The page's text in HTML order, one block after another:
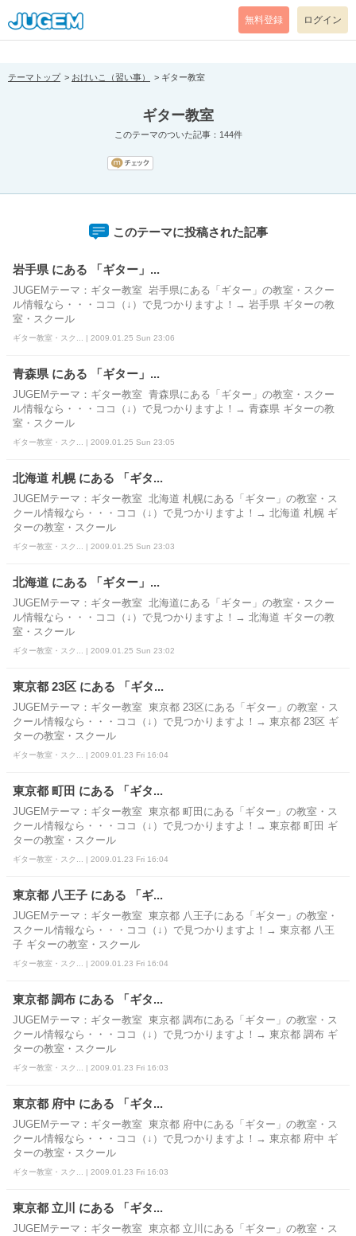
[pear_error: message="Success" code=0 mode=return level=notice
prefix="" info=""]
無料登録 ログイン
テーマトップ おけいこ（習い事） ギター教室
ギター教室
このテーマのついた記事：144件
このテーマに投稿された記事
岩手県 にある 「ギター」...
JUGEMテーマ：ギター教室 岩手県にある「ギター」の教室・スクー
ル情報なら・・・ココ（↓）で見つかりますよ！→ 岩手県 ギターの教
室・スクール
ギター教室・スク... | 2009.01.25 Sun 23:06
青森県 にある 「ギター」...
JUGEMテーマ：ギター教室 青森県にある「ギター」の教室・スクー
ル情報なら・・・ココ（↓）で見つかりますよ！→ 青森県 ギターの教
室・スクール
ギター教室・スク... | 2009.01.25 Sun 23:05
北海道 札幌 にある 「ギタ...
JUGEMテーマ：ギター教室 北海道 札幌にある「ギター」の教室・ス
クール情報なら・・・ココ（↓）で見つかりますよ！→ 北海道 札幌 ギ
ターの教室・スクール
ギター教室・スク... | 2009.01.25 Sun 23:03
北海道 にある 「ギター」...
JUGEMテーマ：ギター教室 北海道にある「ギター」の教室・スクー
ル情報なら・・・ココ（↓）で見つかりますよ！→ 北海道 ギターの教
室・スクール
ギター教室・スク... | 2009.01.25 Sun 23:02
東京都 23区 にある 「ギタ...
JUGEMテーマ：ギター教室 東京都 23区にある「ギター」の教室・ス
クール情報なら・・・ココ（↓）で見つかりますよ！→ 東京都 23区 ギ
ターの教室・スクール
ギター教室・スク... | 2009.01.23 Fri 16:04
東京都 町田 にある 「ギタ...
JUGEMテーマ：ギター教室 東京都 町田にある「ギター」の教室・ス
クール情報なら・・・ココ（↓）で見つかりますよ！→ 東京都 町田 ギ
ターの教室・スクール
ギター教室・スク... | 2009.01.23 Fri 16:04
東京都 八王子 にある 「ギ...
JUGEMテーマ：ギター教室 東京都 八王子にある「ギター」の教室・
スクール情報なら・・・ココ（↓）で見つかりますよ！→ 東京都 八王
子 ギターの教室・スクール
ギター教室・スク... | 2009.01.23 Fri 16:04
東京都 調布 にある 「ギタ...
JUGEMテーマ：ギター教室 東京都 調布にある「ギター」の教室・ス
クール情報なら・・・ココ（↓）で見つかりますよ！→ 東京都 調布 ギ
ターの教室・スクール
ギター教室・スク... | 2009.01.23 Fri 16:03
東京都 府中 にある 「ギタ...
JUGEMテーマ：ギター教室 東京都 府中にある「ギター」の教室・ス
クール情報なら・・・ココ（↓）で見つかりますよ！→ 東京都 府中 ギ
ターの教室・スクール
ギター教室・スク... | 2009.01.23 Fri 16:03
東京都 立川 にある 「ギタ...
JUGEMテーマ：ギター教室 東京都 立川にある「ギター」の教室・ス